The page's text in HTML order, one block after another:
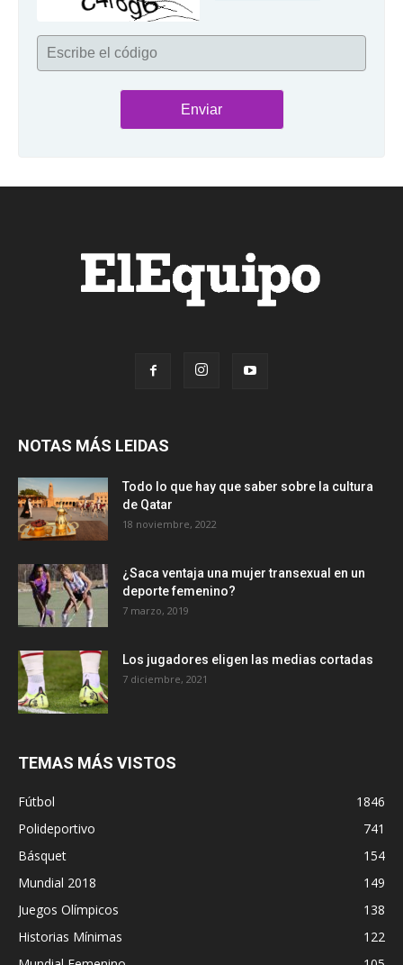
Escribe el código
NOTAS MÁS LEIDAS
Todo lo que hay que saber sobre la cultura
de Qatar
18 noviembre, 2022
¿Saca ventaja una mujer transexual en un
deporte femenino?
7 marzo, 2019
Los jugadores eligen las medias cortadas
7 diciembre, 2021
TEMAS MÁS VISTOS
Fútbol
1846
Polideportivo
741
Básquet
154
Mundial 2018
149
Juegos Olímpicos
138
Historias Mínimas
122